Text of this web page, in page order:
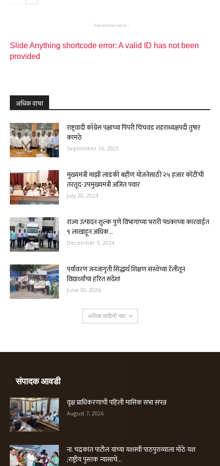
- Advertisement -
Slide Anything shortcode error: A valid ID has not been
provided
अधिक वाचा
राष्ट्रवादी काँग्रेस पक्षाच्या पिंपरी चिंचवड शहराध्यक्षपदी तुषार
कामठे
September 16, 2023
मुख्यमंत्री माझी लाडकी बहीण योजनेसाठी २५ हजार कोटींची
तरतूद-उपमुख्यमंत्री अजित पवार
July 20, 2024
राज्य उत्पादन शुल्क पुणे विभागाच्या भरारी पथकाच्या कारवाईत
९ लाखाहून अधिक...
December 3, 2024
पर्यावरण जनजागृती सिद्धार्थ शिक्षण संस्थेच्या रॅलीतून
विद्यार्थ्यांचा हरित संदेश!
June 30, 2026
अधिक माहिती पहा
संपादक आवडी
वृक्ष प्राधिकरणाची पहिली मासिक सभा संपन्न
August 7, 2026
ना. चंद्रकांत पाटील यांच्या यशस्वी पाठपुराव्याला मोठे यश
;राष्ट्रीय पुस्तक न्यासाचे...